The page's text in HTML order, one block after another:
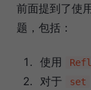
前面提到了使
题，包括：
使用
对于
set